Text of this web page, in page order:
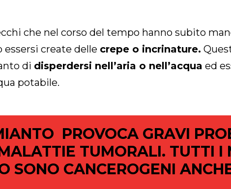
che nel corso del tempo hanno subito
essersi create delle crepe o incrinature.
di disperdersi nell’aria o nell’acqua ed
potabile.
PROVOCA GRAVI
TUMORALI. TUTTI I
SONO CANCEROGENI